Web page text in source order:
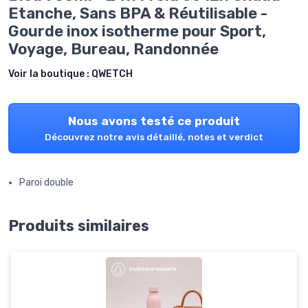
Etanche, Sans BPA & Réutilisable -
Gourde inox isotherme pour Sport,
Voyage, Bureau, Randonnée
Voir la boutique : QWETCH
Nous avons testé ce produit
Découvrez notre avis détaillé, notes et verdict
Paroi double
Produits similaires